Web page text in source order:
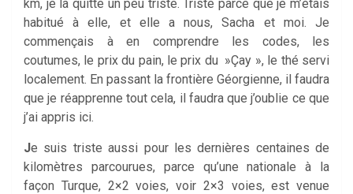
km, je la quitte un peu triste. Triste parce que je m’étais
habitué à elle, et elle a nous, Sacha et moi. Je
commençais à en comprendre les codes, les
coutumes, le prix du pain, le prix du »Çay », le thé servi
localement. En passant la frontière Géorgienne, il faudra
que je réapprenne tout cela, il faudra que j’oublie ce que
j’ai appris ici.
Je suis triste aussi pour les dernières centaines de
kilomètres parcourues, parce qu’une nationale à la
façon Turque, 2×2 voies, voir 2×3 voies, est venue